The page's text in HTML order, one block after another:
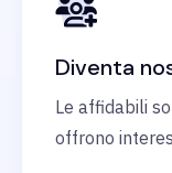
Diventa
Le affidabili
offrono